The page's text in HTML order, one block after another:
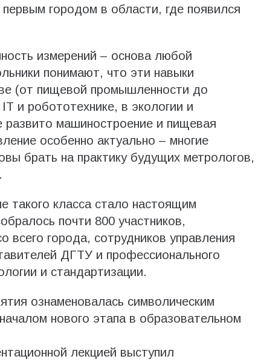
городом в области, где появился
измерений – основа любой
понимают, что эти навыки
(от пищевой промышленности до
и робототехнике, в экологии и
развито машиностроение и пищевая
особенно актуально – многие
брать на практику будущих метрологов,
такого класса стало настоящим
почти 800 участников,
всего города, сотрудников управления
ДГТУ и профессионального
и стандартизации.
ознаменовалась символическим
нового этапа в образовательном
лекцией выступил